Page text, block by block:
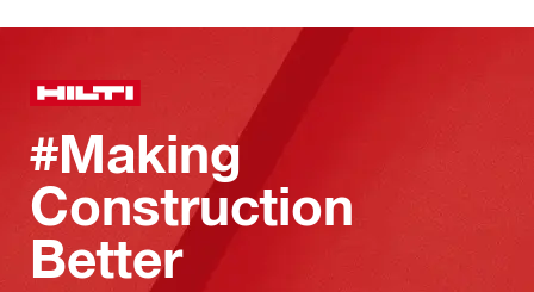
#Making
Construction
Better